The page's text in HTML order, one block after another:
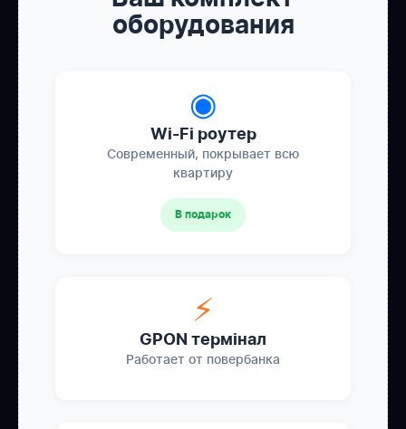
оборудования
◉
Wi-Fi роутер
Современный, покрывает всю
квартиру
В подарок
⚡
GPON термінал
Работает от повербанка